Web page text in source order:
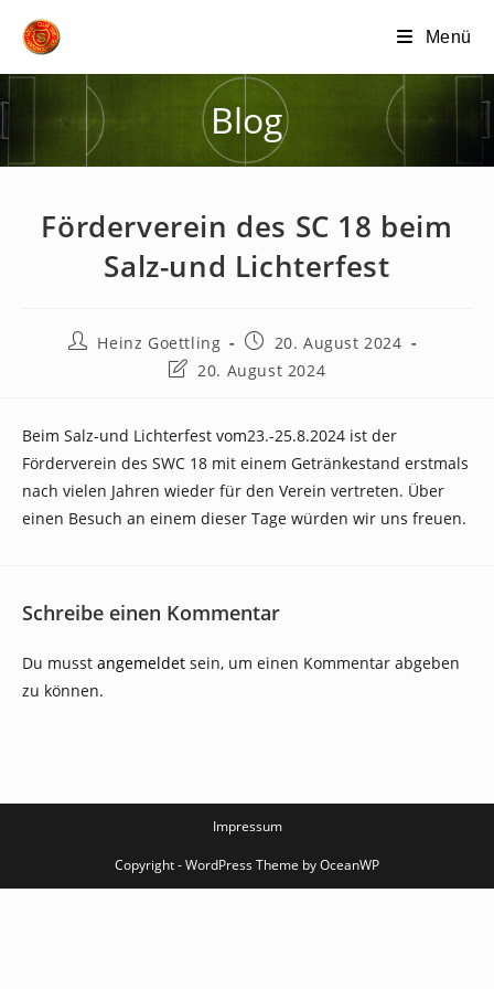
Inhalt
Menü
Blog
Förderverein des SC 18 beim
Salz-und Lichterfest
Beitrags-
Heinz Goettling
Beitrag
veröffentlicht:
20. August 2024
Beitrag
am:
20. August 2024
Beim Salz-und Lichterfest vom23.-25.8.2024 ist der
Förderverein des SWC 18 mit einem Getränkestand erstmals
nach vielen Jahren wieder für den Verein vertreten. Über
einen Besuch an einem dieser Tage würden wir uns freuen.
Schreibe einen Kommentar
Du musst angemeldet sein, um einen Kommentar abgeben
zu können.
Impressum
Copyright - WordPress Theme by OceanWP